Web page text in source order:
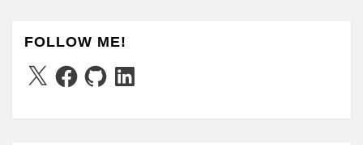
FOLLOW ME!
X Facebook
GitHubLinkedIn